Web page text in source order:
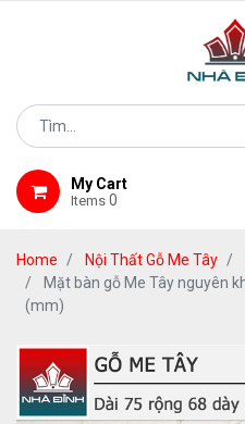
My Cart
Items 0
Home Nội Thất Gỗ Me Tây
Mặt bàn gỗ Me Tây nguyên
(mm)